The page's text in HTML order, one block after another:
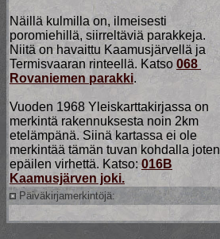
Näillä kulmilla on, ilmeisesti
poromiehillä, siirreltäviä parakkeja.
Niitä on havaittu Kaamusjärvellä ja
Termisvaaran rinteellä. Katso 068
Rovaniemen parakki.
Vuoden 1968 Yleiskarttakirjassa on
merkintä rakennuksesta noin 2km
etelämpänä. Siinä kartassa ei ole
merkintää tämän tuvan kohdalla joten
epäilen virhettä. Katso:016B
Kaamusjärven joki.
Päiväkirjamerkintöjä: